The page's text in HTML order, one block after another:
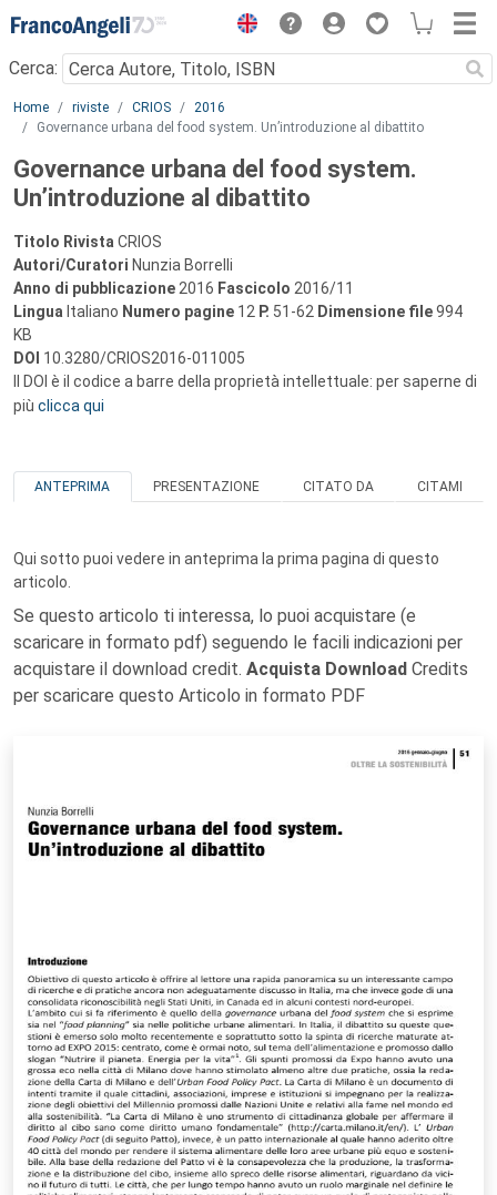
Menu
Cerca:
Main content
Home riviste CRIOS
2016
Governance urbana del food system. Un’introduzione al dibattito
Governance urbana del food system.
Un’introduzione al dibattito
Titolo Rivista CRIOS
Autori/Curatori Nunzia Borrelli
Anno di pubblicazione 2016 Fascicolo 2016/11
Lingua Italiano Numero pagine 12 P. 51-62 Dimensione file994
KB
DOI 10.3280/CRIOS2016-011005
Il DOI è il codice a barre della proprietà intellettuale: per saperne di
più clicca qui
ANTEPRIMA PRESENTAZIONE CITATO DA CITAMI
Qui sotto puoi vedere in anteprima la prima pagina di questo
articolo.
Se questo articolo ti interessa, lo puoi acquistare (e
scaricare in formato pdf) seguendo le facili indicazioni per
acquistare il download credit. Acquista Download Credits
per scaricare questo Articolo in formato PDF